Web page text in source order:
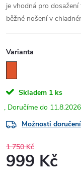
je vhodná pro
běžné nošení v
Varianta
Skladem 1 ks
11.8.2026
Možnosti doručení
1 750 Kč
999 Kč